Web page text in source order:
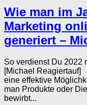
Wie man im
Marketing
generiert –
So verdienst Du 2022
[Michael
eine effektive
man Produkte oder
bewirbt...